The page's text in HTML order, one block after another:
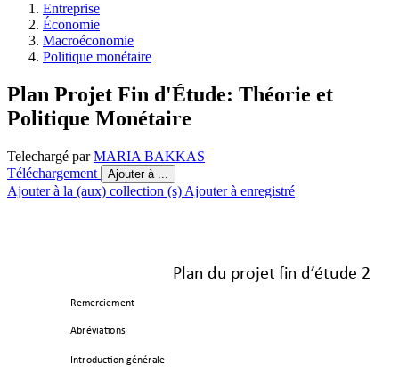
Entreprise
Économie
Macroéconomie
Politique monétaire
Plan Projet Fin d'Étude: Théorie et
Politique Monétaire
Telechargé parMARIA BAKKAS
Téléchargement
Ajouter à ...
Ajouter à la (aux) collection (s) Ajouter à enregistré
Plan du projet fin d’étude 2
Remerciement
Abréviations
Introduction générale